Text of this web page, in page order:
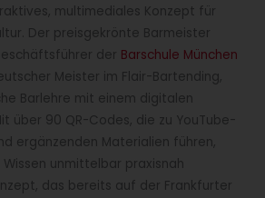
multimediales Konzept für
Der preisgekrönte Barmeister
der Barschule München
Meister im Flair-Bartending,
Barlehre mit einem digitalen
über 90 QR-Codes, die zu YouTube-
ergänzenden Materialien führen,
unmittelbar praxisnah
das bereits auf der Frankfurter